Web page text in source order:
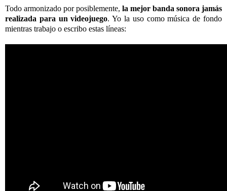
Todo armonizado por posiblemente, la mejor banda sonora jamás
realizada para un videojuego. Yo la uso como música de fondo
mientras trabajo o escribo estas líneas: